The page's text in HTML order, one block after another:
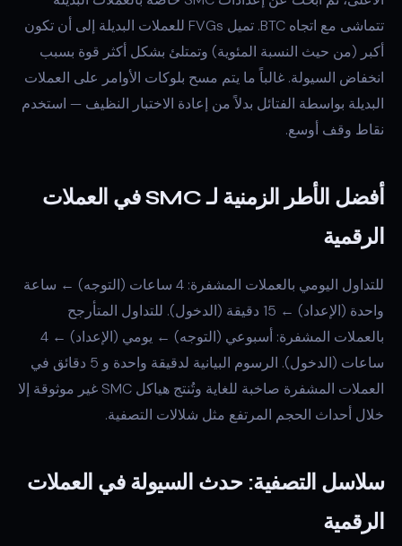
تتماشى مع اتجاه BTC. تميل FVGs للعملات البديلة إلى أن تكون
أكبر (من حيث النسبة المئوية) وتمتلئ بشكل أكثر قوة بسبب
انخفاض السيولة. غالباً ما يتم مسح بلوكات الأوامر على العملات
البديلة بواسطة الفتائل بدلاً من إعادة الاختبار النظيف — استخدم
نقاط وقف أوسع.
أفضل الأطر الزمنية لـ SMC في العملات
الرقمية
للتداول اليومي بالعملات المشفرة: 4 ساعات (التوجه) ← ساعة
واحدة (الإعداد) ← 15 دقيقة (الدخول). للتداول المتأرجح
بالعملات المشفرة: أسبوعي (التوجه) ← يومي (الإعداد) ← 4
ساعات (الدخول). الرسوم البيانية لدقيقة واحدة و 5 دقائق في
العملات المشفرة صاخبة للغاية وتُنتج هياكل SMC غير موثوقة إلا
خلال أحداث الحجم المرتفع مثل شلالات التصفية.
سلاسل التصفية: حدث السيولة في العملات
الرقمية